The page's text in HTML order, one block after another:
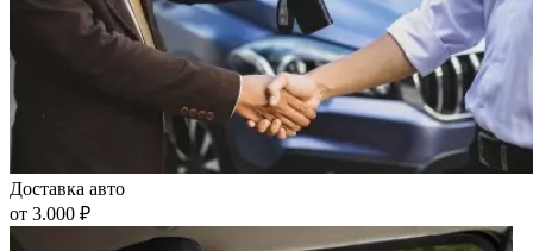
Доставка авто
от 3.000 ₽